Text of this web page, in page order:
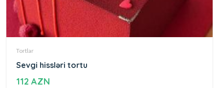
Tortlar
Sevgi hissləri tortu
112 AZN